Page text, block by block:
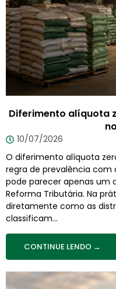
Diferimento alíquota
10/07/2026
O diferimento alíquota
regra de prevalência com
pode parecer apenas um
Reforma Tributária. Na
diretamente como as
classificam...
CONTINUE LENDO →